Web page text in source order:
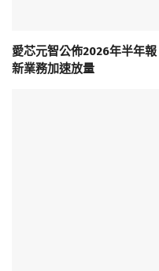
愛芯元智公佈2026年半年
新業務加速放量